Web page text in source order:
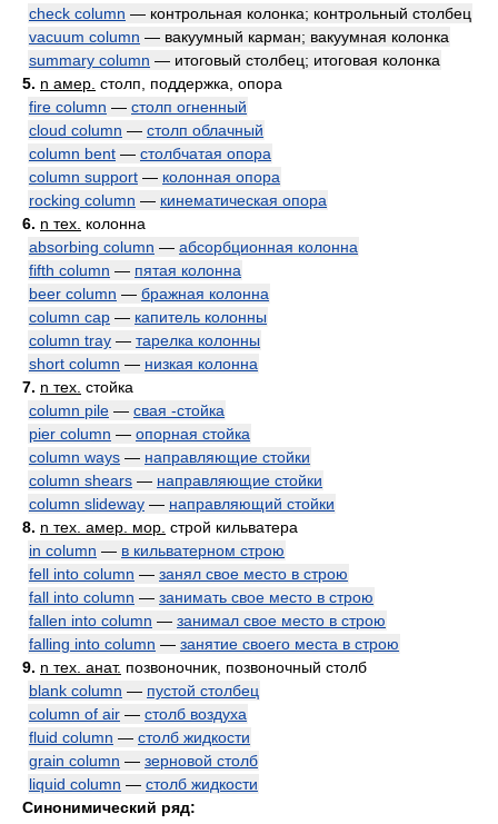
check column — контрольная колонка; контрольный столбец
vacuum column — вакуумный карман; вакуумная колонка
summary column — итоговый столбец; итоговая колонка
5. n амер. столп, поддержка, опора
fire column — столп огненный
cloud column — столп облачный
column bent — столбчатая опора
column support — колонная опора
rocking column — кинематическая опора
6. n тех. колонна
absorbing column — абсорбционная колонна
fifth column — пятая колонна
beer column — бражная колонна
column cap — капитель колонны
column tray — тарелка колонны
short column — низкая колонна
7. n тех. стойка
column pile — свая -стойка
pier column — опорная стойка
column ways — направляющие стойки
column shears — направляющие стойки
column slideway — направляющий стойки
8. n тех. амер. мор. строй кильватера
in column — в кильватерном строю
fell into column — занял свое место в строю
fall into column — занимать свое место в строю
fallen into column — занимал свое место в строю
falling into column — занятие своего места в строю
9. n тех. анат. позвоночник, позвоночный столб
blank column — пустой столбец
column of air — столб воздуха
fluid column — столб жидкости
grain column — зерновой столб
liquid column — столб жидкости
Синонимический ряд: